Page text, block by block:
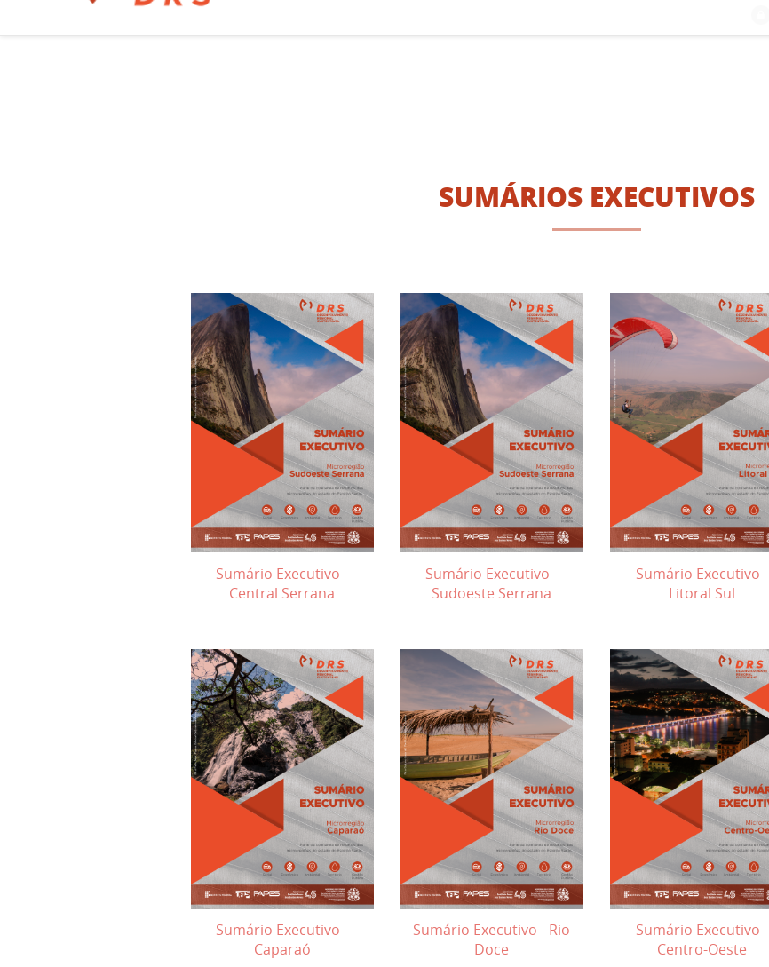
SUMÁRIOS EXECUTIVOS
Sumário Executivo -
Central Serrana
Sumário Executivo -
Sudoeste Serrana
Sumário Executivo -
Litoral Sul
Sumário Executivo -
Caparaó
Sumário Executivo - Rio
Doce
Sumário Executivo -
Centro-Oeste